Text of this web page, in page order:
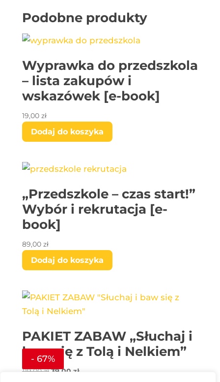
Podobne produkty
Wyprawka do przedszkola
– lista zakupów i
wskazówek [e-book]
19,00 zł
Dodaj do koszyka
„Przedszkole – czas start!”
Wybór i rekrutacja [e-
book]
89,00 zł
Dodaj do koszyka
- 67%
PAKIET ZABAW „Słuchaj i
baw się z Tolą i Nelkiem”
119,00złPierwotna
39,00 złAktualna